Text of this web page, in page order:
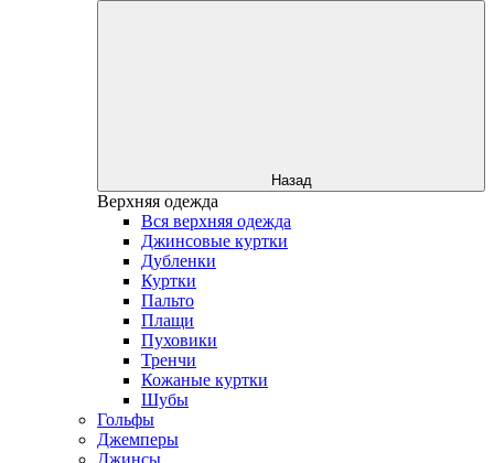
Назад
Верхняя одежда
Вся верхняя одежда
Джинсовые куртки
Дубленки
Куртки
Пальто
Плащи
Пуховики
Тренчи
Кожаные куртки
Шубы
Гольфы
Джемперы
Джинсы